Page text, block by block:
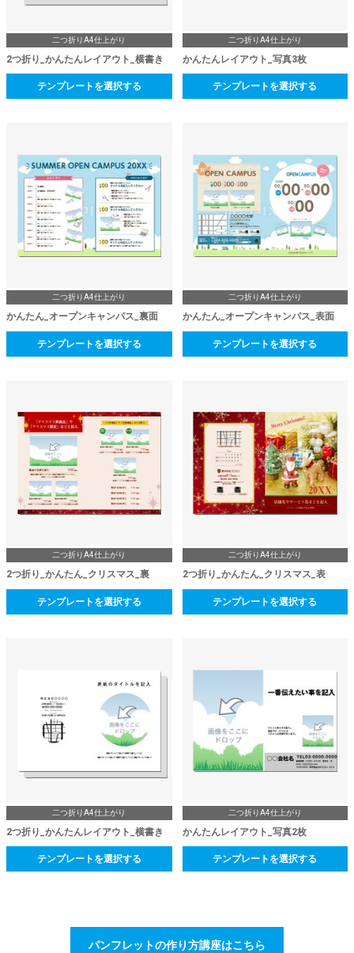
二つ折りA4仕上がり
2つ折り_かんたんレイアウト_横書き
テンプレートを選択する
二つ折りA4仕上がり
かんたんレイアウト_写真3枚
テンプレートを選択する
二つ折りA4仕上がり
かんたん_オープンキャンパス_裏面
テンプレートを選択する
二つ折りA4仕上がり
かんたん_オープンキャンパス_表面
テンプレートを選択する
二つ折りA4仕上がり
2つ折り_かんたん_クリスマス_裏
テンプレートを選択する
二つ折りA4仕上がり
2つ折り_かんたん_クリスマス_表
テンプレートを選択する
二つ折りA4仕上がり
2つ折り_かんたんレイアウト_横書き
テンプレートを選択する
二つ折りA4仕上がり
かんたんレイアウト_写真2枚
テンプレートを選択する
パンフレットの作り方講座はこちら